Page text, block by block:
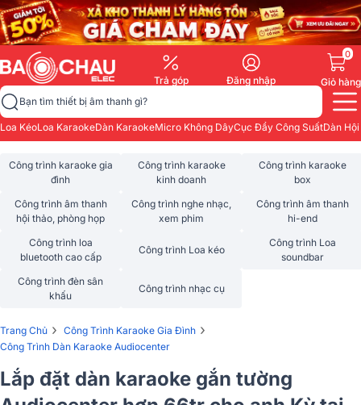
Trả góp Đăng nhập
0
Giỏ hàng
Bạn tìm thiết bị âm thanh gì?
Loa KéoLoa KaraokeDàn KaraokeMicro Không DâyCục Đẩy Công SuấtDàn
Công trình karaoke gia
đình
Công trình karaoke
kinh doanh
Công trình karaoke
box
Công trình âm thanh
hội thảo, phòng họp
Công trình nghe nhạc,
xem phim
Công trình âm thanh
hi-end
Công trình loa
bluetooth cao cấp
Công trình Loa kéo
Công trình Loa
soundbar
Công trình đèn sân
khấu
Công trình nhạc cụ
Trang Chủ › Công Trình Karaoke Gia Đình ›
Công Trình Dàn Karaoke Audiocenter
Lắp đặt dàn karaoke gắn tường